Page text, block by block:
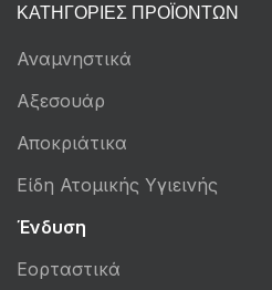
ΚΑΤΗΓΟΡΊΕΣ ΠΡΟΪΌΝΤΩΝ
Αναμνηστικά
Αξεσουάρ
Αποκριάτικα
Είδη Ατομικής Υγιεινής
Ένδυση
Εορταστικά